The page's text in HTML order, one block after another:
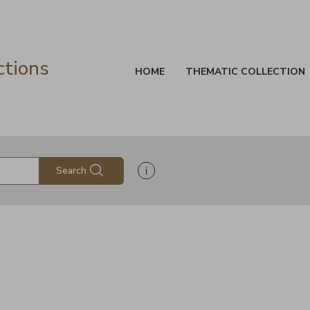
HOME THEMATIC COLLECTION
Search Show search help information